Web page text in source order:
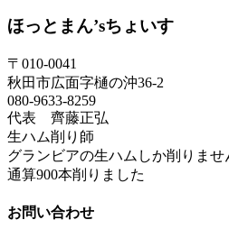
ほっとまん’sちょいす
〒010-0041
秋田市広面字樋の沖36-2
080-9633-8259
代表 齊藤正弘
生ハム削り師
グランビアの生ハムしか削りませ
通算900本削りました
お問い合わせ